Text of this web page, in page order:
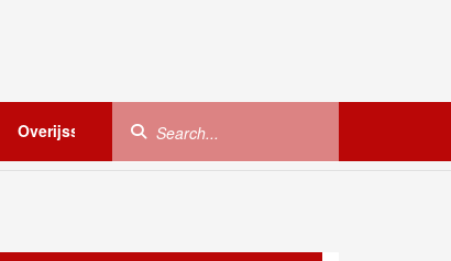
Overijssel Utrecht Zeeland